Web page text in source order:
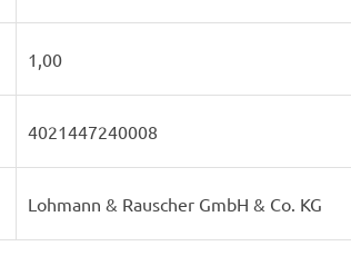
1,00
4021447240008
Lohmann & Rauscher GmbH & Co. KG